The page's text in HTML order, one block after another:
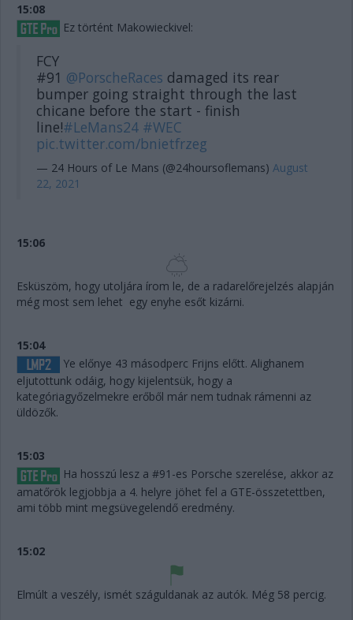
15:08
Ez történt Makowieckivel:
FCY
#91 @PorscheRaces damaged its rear
bumper going straight through the last
chicane before the start - finish
line!#LeMans24 #WEC
pic.twitter.com/bnietfrzeg
— 24 Hours of Le Mans (@24hoursoflemans) August
22, 2021
15:06
Esküszöm, hogy utoljára írom le, de a radarelőrejelzés alapján
még most sem lehet egy enyhe esőt kizárni.
15:04
Ye előnye 43 másodperc Frijns előtt. Alighanem
eljutottunk odáig, hogy kijelentsük, hogy a
kategóriagyőzelmekre erőből már nem tudnak rámenni az
üldözők.
15:03
Ha hosszú lesz a #91-es Porsche szerelése, akkor az
amatőrök legjobbja a 4. helyre jöhet fel a GTE-összetettben,
ami több mint megsüvegelendő eredmény.
15:02
Elmúlt a veszély, ismét száguldanak az autók. Még 58 percig.